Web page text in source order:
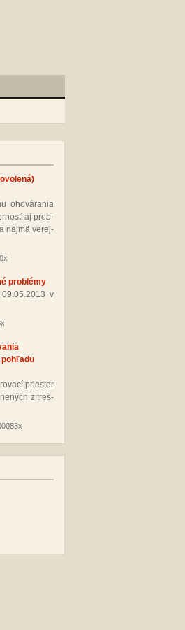
oho­vá­ra­nia
aj prob­
naj­mä ve­rej­
problémy
v
pries­tor
z tres­